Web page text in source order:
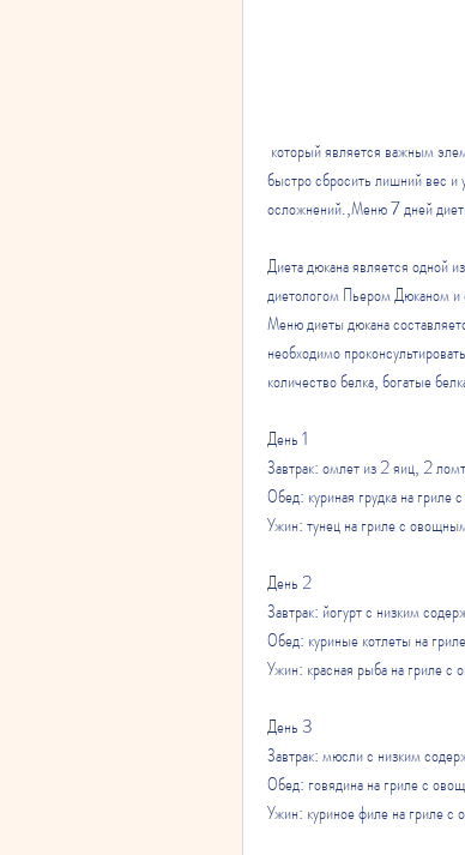
быстро сбросить лишний вес
осложнений.,Меню 7 дней
Диета дюкана является одной
диетологом Пьером Дюканом и
Меню диеты дюкана
необходимо
количество белка, богатые
День 1
Завтрак: омлет из 2 яиц, 2
Обед: куриная грудка на
Ужин: тунец на гриле с
День 2
Завтрак: йогурт с низким
Обед: куриные котлеты на
Ужин: красная рыба на гриле
День 3
Завтрак: мюсли с низким
Обед: говядина на гриле с
Ужин: куриное филе на гриле